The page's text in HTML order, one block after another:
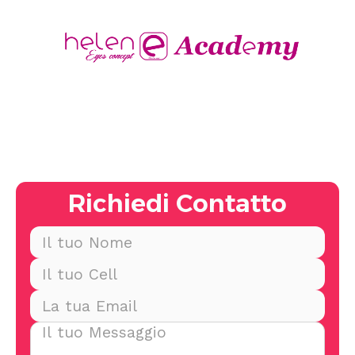
Richiedi Contatto